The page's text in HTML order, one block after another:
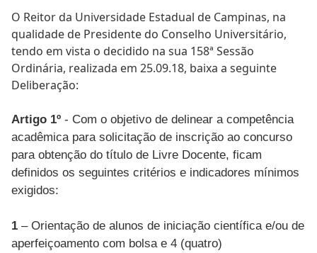
O Reitor da Universidade Estadual de Campinas, na
qualidade de Presidente do Conselho Universitário,
tendo em vista o decidido na sua 158ª Sessão
Ordinária, realizada em 25.09.18, baixa a seguinte
Deliberação:
Artigo 1º - Com o objetivo de delinear a competência
acadêmica para solicitação de inscrição ao concurso
para obtenção do título de Livre Docente, ficam
definidos os seguintes critérios e indicadores mínimos
exigidos:
1 – Orientação de alunos de iniciação científica e/ou de
aperfeiçoamento com bolsa e 4 (quatro)